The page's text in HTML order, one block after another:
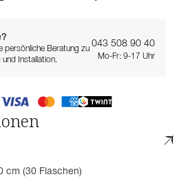
persönliche Beratung zu
und Installation.
043 508 90 40
Mo-Fr: 9-17 Uhr
cm (30 Flaschen)